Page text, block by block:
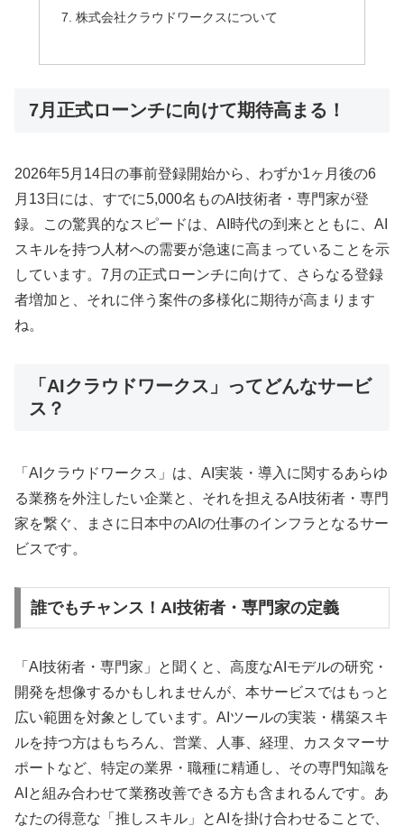
株式会社クラウドワークスについて
7月正式ローンチに向けて期待高まる！
2026年5月14日の事前登録開始から、わずか1ヶ月後の6
月13日には、すでに5,000名ものAI技術者・専門家が登
録。この驚異的なスピードは、AI時代の到来とともに、AI
スキルを持つ人材への需要が急速に高まっていることを示
しています。7月の正式ローンチに向けて、さらなる登録
者増加と、それに伴う案件の多様化に期待が高まります
ね。
「AIクラウドワークス」ってどんなサービ
ス？
「AIクラウドワークス」は、AI実装・導入に関するあらゆ
る業務を外注したい企業と、それを担えるAI技術者・専門
家を繋ぐ、まさに日本中のAIの仕事のインフラとなるサー
ビスです。
誰でもチャンス！AI技術者・専門家の定義
「AI技術者・専門家」と聞くと、高度なAIモデルの研究・
開発を想像するかもしれませんが、本サービスではもっと
広い範囲を対象としています。AIツールの実装・構築スキ
ルを持つ方はもちろん、営業、人事、経理、カスタマーサ
ポートなど、特定の業界・職種に精通し、その専門知識を
AIと組み合わせて業務改善できる方も含まれるんです。あ
なたの得意な「推しスキル」とAIを掛け合わせることで、